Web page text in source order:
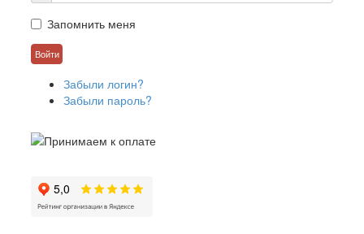
Запомнить меня
Забыли логин?
Забыли пароль?